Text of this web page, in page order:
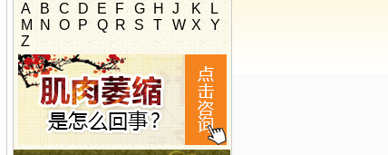
A B C D E F G H J K
L
M N O P Q R S T W X
Y
Z